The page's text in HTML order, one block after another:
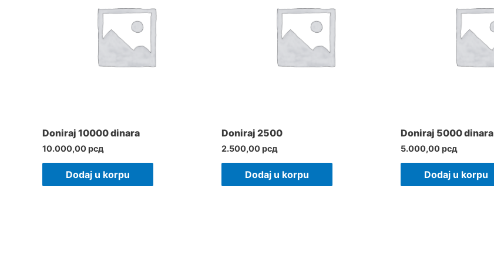
Doniraj 10000 dinara
10.000,00рсд
Dodaj u korpu
Doniraj 2500
2.500,00рсд
Dodaj u korpu
Doniraj 5000 dinara
5.000,00рсд
Dodaj u korpu